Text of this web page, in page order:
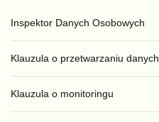
Inspektor Danych Osobowych
Klauzula o przetwarzaniu danych
Klauzula o monitoringu